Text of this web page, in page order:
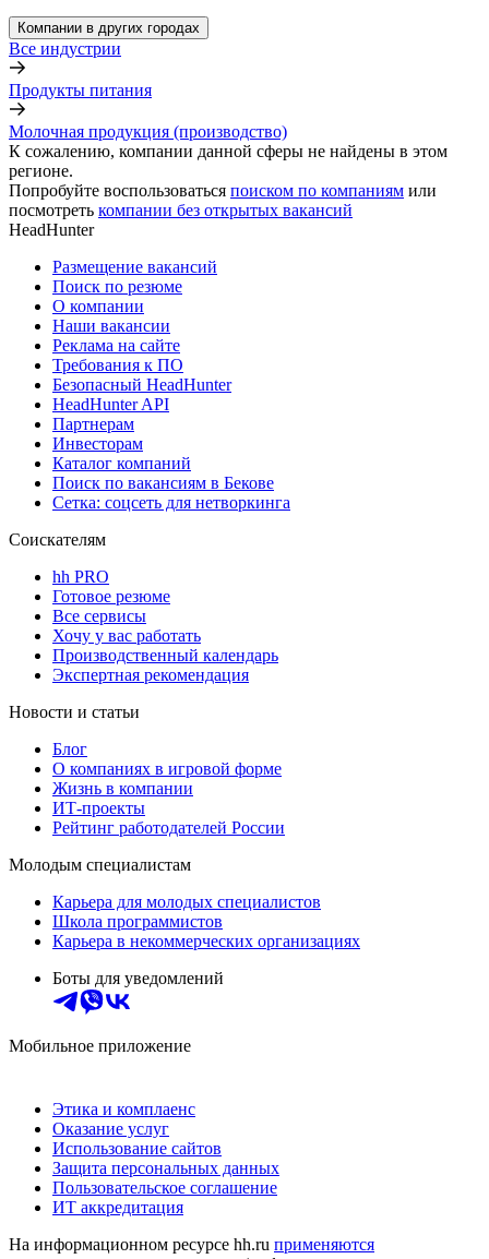
Компании в других городах
Все индустрии
Продукты питания
Молочная продукция (производство)
К сожалению, компании данной сферы не найдены в этом
регионе.
Попробуйте воспользоваться поиском по компаниям или
посмотреть компании без открытых вакансий
HeadHunter
Размещение вакансий
Поиск по резюме
О компании
Наши вакансии
Реклама на сайте
Требования к ПО
Безопасный HeadHunter
HeadHunter API
Партнерам
Инвесторам
Каталог компаний
Поиск по вакансиям в Бекове
Сетка: соцсеть для нетворкинга
Соискателям
hh PRO
Готовое резюме
Все сервисы
Хочу у вас работать
Производственный календарь
Экспертная рекомендация
Новости и статьи
Блог
О компаниях в игровой форме
Жизнь в компании
ИТ-проекты
Рейтинг работодателей России
Молодым специалистам
Карьера для молодых специалистов
Школа программистов
Карьера в некоммерческих организациях
Боты для уведомлений
Мобильное приложение
Этика и комплаенс
Оказание услуг
Использование сайтов
Защита персональных данных
Пользовательское соглашение
ИТ аккредитация
На информационном ресурсе hh.ru применяются